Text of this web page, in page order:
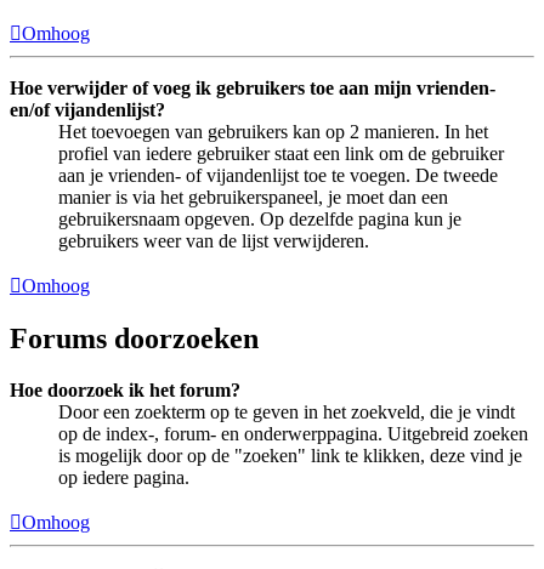
Omhoog
Hoe verwijder of voeg ik gebruikers toe aan mijn vrienden-
en/of vijandenlijst?
Het toevoegen van gebruikers kan op 2 manieren. In het
profiel van iedere gebruiker staat een link om de gebruiker
aan je vrienden- of vijandenlijst toe te voegen. De tweede
manier is via het gebruikerspaneel, je moet dan een
gebruikersnaam opgeven. Op dezelfde pagina kun je
gebruikers weer van de lijst verwijderen.
Omhoog
Forums doorzoeken
Hoe doorzoek ik het forum?
Door een zoekterm op te geven in het zoekveld, die je vindt
op de index-, forum- en onderwerppagina. Uitgebreid zoeken
is mogelijk door op de "zoeken" link te klikken, deze vind je
op iedere pagina.
Omhoog